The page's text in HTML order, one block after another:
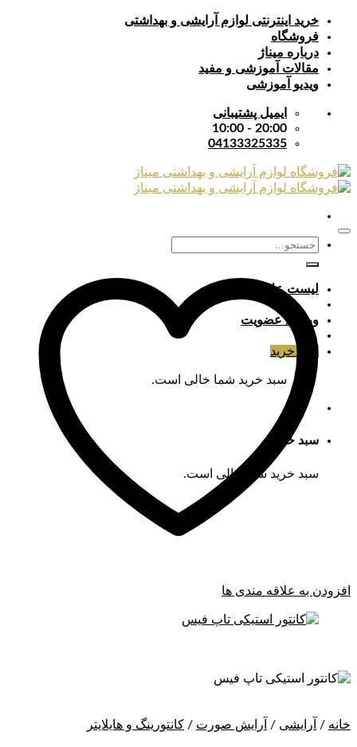
Skip
content
خرید اینترنتی لوازم آرایشی و بهداشتی
فروشگاه
درباره میناژ
مقالات آموزشی و مفید
ویدیو آموزشی
ایمیل پشتیبانی
20:00 - 10:00
04133325335
جستجو
برای:
لیست علایق
ورود / عضویت
سبد خرید
سبد خرید شما خالی است.
سبد خرید
سبد خرید شما خالی است.
افزودن به علاقه مندی ها
خانه / آرایشی / آرایش صورت / کانتورینگ و هایلایتر